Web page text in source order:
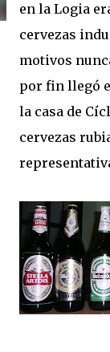
en la Logia
cervezas
motivos
por fin llegó
la casa de
cervezas